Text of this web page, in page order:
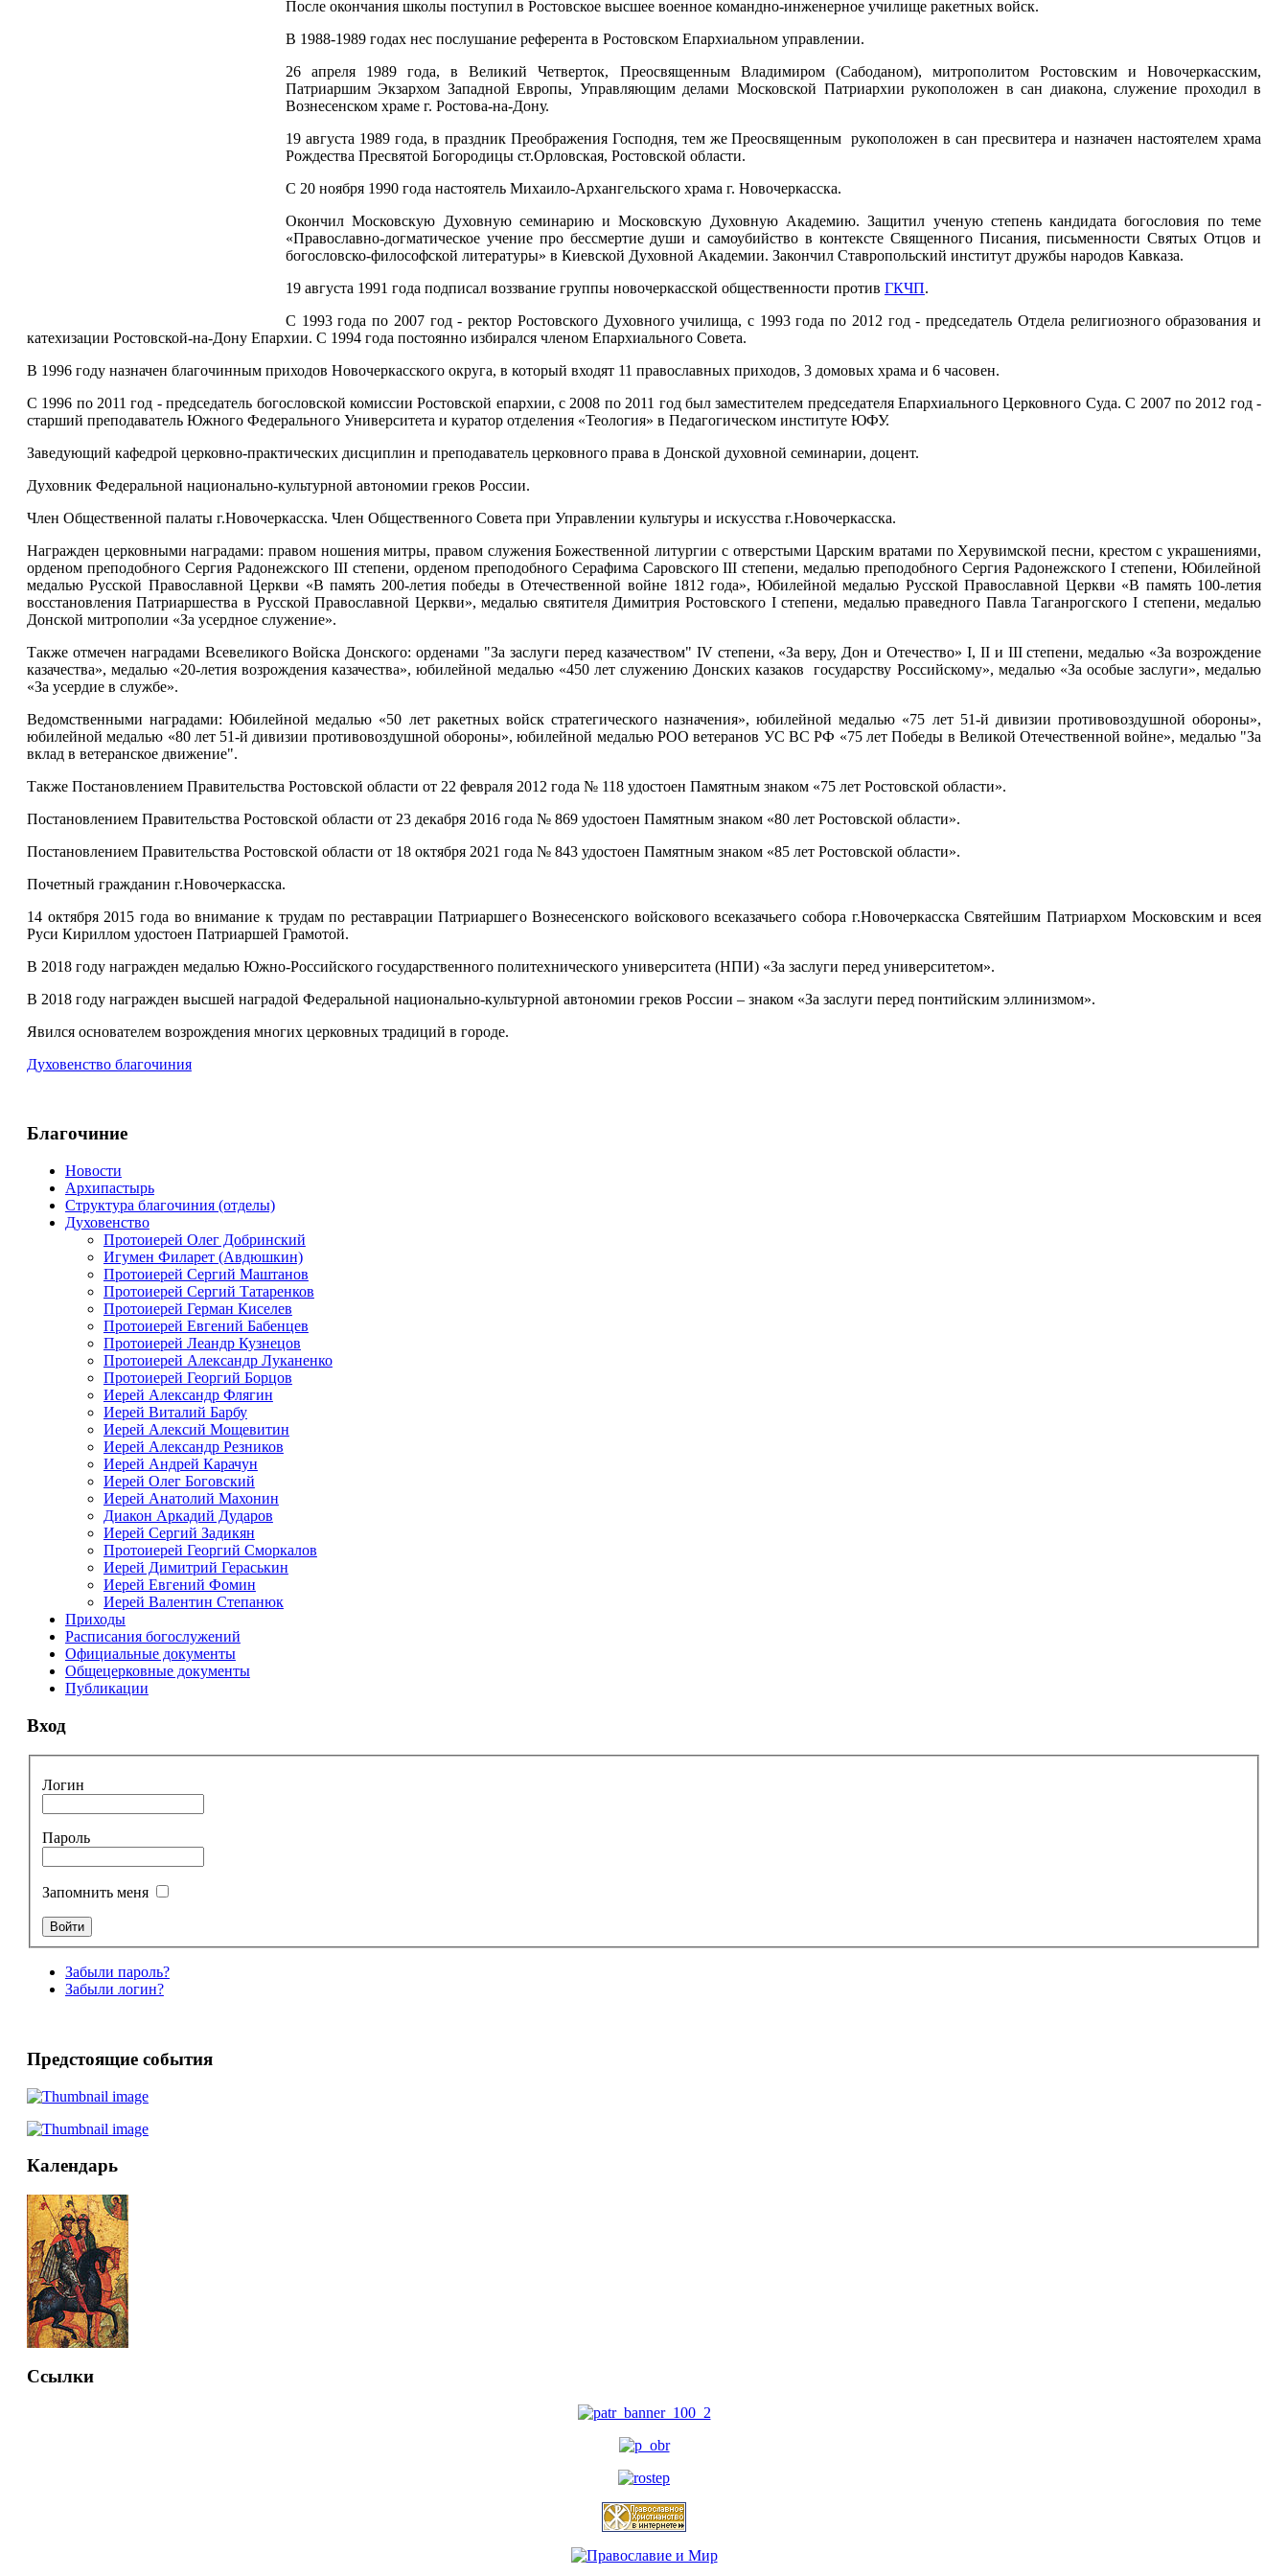
После окончания школы поступил в Ростовское высшее военное командно-инженерное училище ракетных войск.
В 1988-1989 годах нес послушание референта в Ростовском Епархиальном управлении.
26 апреля 1989 года, в Великий Четверток, Преосвященным Владимиром (Сабоданом), митрополитом Ростовским и Новочеркасским,
Патриаршим Экзархом Западной Европы, Управляющим делами Московской Патриархии рукоположен в сан диакона, служение проходил в
Вознесенском храме г. Ростова-на-Дону.
19 августа 1989 года, в праздник Преображения Господня, тем же Преосвященным рукоположен в сан пресвитера и назначен настоятелем храма
Рождества Пресвятой Богородицы ст.Орловская, Ростовской области.
С 20 ноября 1990 года настоятель Михаило-Архангельского храма г. Новочеркасска.
Окончил Московскую Духовную семинарию и Московскую Духовную Академию. Защитил ученую степень кандидата богословия по теме
«Православно-догматическое учение про бессмертие души и самоубийство в контексте Священного Писания, письменности Святых Отцов и
богословско-философской литературы» в Киевской Духовной Академии. Закончил Ставропольский институт дружбы народов Кавказа.
19 августа 1991 года подписал воззвание группы новочеркасской общественности против ГКЧП.
С 1993 года по 2007 год - ректор Ростовского Духовного училища, с 1993 года по 2012 год - председатель Отдела религиозного образования и
катехизации Ростовской-на-Дону Епархии. С 1994 года постоянно избирался членом Епархиального Совета.
В 1996 году назначен благочинным приходов Новочеркасского округа, в который входят 11 православных приходов, 3 домовых храма и 6 часовен.
С 1996 по 2011 год - председатель богословской комиссии Ростовской епархии, с 2008 по 2011 год был заместителем председателя Епархиального Церковного Суда. С 2007 по 2012 год -
старший преподаватель Южного Федерального Университета и куратор отделения «Теология» в Педагогическом институте ЮФУ.
Заведующий кафедрой церковно-практических дисциплин и преподаватель церковного права в Донской духовной семинарии, доцент.
Духовник Федеральной национально-культурной автономии греков России.
Член Общественной палаты г.Новочеркасска. Член Общественного Совета при Управлении культуры и искусства г.Новочеркасска.
Награжден церковными наградами: правом ношения митры, правом служения Божественной литургии с отверстыми Царским вратами по Херувимской песни, крестом с украшениями,
орденом преподобного Сергия Радонежского III степени, орденом преподобного Серафима Саровского III степени, медалью преподобного Сергия Радонежского I степени, Юбилейной
медалью Русской Православной Церкви «В память 200-летия победы в Отечественной войне 1812 года», Юбилейной медалью Русской Православной Церкви «В память 100-летия
восстановления Патриаршества в Русской Православной Церкви», медалью святителя Димитрия Ростовского I степени, медалью праведного Павла Таганрогского I степени, медалью
Донской митрополии «За усердное служение».
Также отмечен наградами Всевеликого Войска Донского: орденами "За заслуги перед казачеством" IV степени, «За веру, Дон и Отечество» I, II и III степени, медалью «За возрождение
казачества», медалью «20-летия возрождения казачества», юбилейной медалью «450 лет служению Донских казаков государству Российскому», медалью «За особые заслуги», медалью
«За усердие в службе».
Ведомственными наградами: Юбилейной медалью «50 лет ракетных войск стратегического назначения», юбилейной медалью «75 лет 51-й дивизии противовоздушной обороны»,
юбилейной медалью «80 лет 51-й дивизии противовоздушной обороны», юбилейной медалью РОО ветеранов УС ВС РФ «75 лет Победы в Великой Отечественной войне», медалью "За
вклад в ветеранское движение".
Также Постановлением Правительства Ростовской области от 22 февраля 2012 года № 118 удостоен Памятным знаком «75 лет Ростовской области».
Постановлением Правительства Ростовской области от 23 декабря 2016 года № 869 удостоен Памятным знаком «80 лет Ростовской области».
Постановлением Правительства Ростовской области от 18 октября 2021 года № 843 удостоен Памятным знаком «85 лет Ростовской области».
Почетный гражданин г.Новочеркасска.
14 октября 2015 года во внимание к трудам по реставрации Патриаршего Вознесенского войскового всеказачьего собора г.Новочеркасска Святейшим Патриархом Московским и всея
Руси Кириллом удостоен Патриаршей Грамотой.
В 2018 году награжден медалью Южно-Российского государственного политехнического университета (НПИ) «За заслуги перед университетом».
В 2018 году награжден высшей наградой Федеральной национально-культурной автономии греков России – знаком «За заслуги перед понтийским эллинизмом».
Явился основателем возрождения многих церковных традиций в городе.
Духовенство благочиния
Благочиние
Новости
Архипастырь
Структура благочиния (отделы)
Духовенство
Протоиерей Олег Добринский
Игумен Филарет (Авдюшкин)
Протоиерей Сергий Маштанов
Протоиерей Сергий Татаренков
Протоиерей Герман Киселев
Протоиерей Евгений Бабенцев
Протоиерей Леандр Кузнецов
Протоиерей Александр Луканенко
Протоиерей Георгий Борцов
Иерей Александр Флягин
Иерей Виталий Барбу
Иерей Алексий Мощевитин
Иерей Александр Резников
Иерей Андрей Карачун
Иерей Олег Боговский
Иерей Анатолий Махонин
Диакон Аркадий Дударов
Иерей Сергий Задикян
Протоиерей Георгий Сморкалов
Иерей Димитрий Гераськин
Иерей Евгений Фомин
Иерей Валентин Степанюк
Приходы
Расписания богослужений
Официальные документы
Общецерковные документы
Публикации
Вход
Логин
Пароль
Запомнить меня
Забыли пароль?
Забыли логин?
Предстоящие события
Календарь
Ссылки